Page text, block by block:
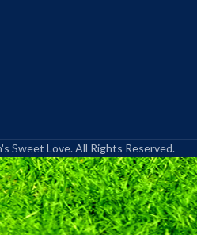
Sweet Love. All Rights Reserved.